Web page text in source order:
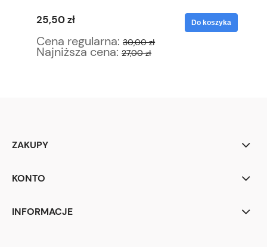
25,50 zł
Cena regularna: 30,00 zł
Najniższa cena: 27,00 zł
Do koszyka
ZAKUPY
KONTO
INFORMACJE